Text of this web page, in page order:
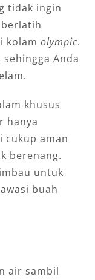
tidak ingin
kolam olympic.
Anda
khusus
hanya
cukup aman
berenang.
untuk
buah
air sambil